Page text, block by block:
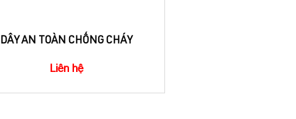
DÂY AN TOÀN CHỐNG CHÁY
Liên hệ